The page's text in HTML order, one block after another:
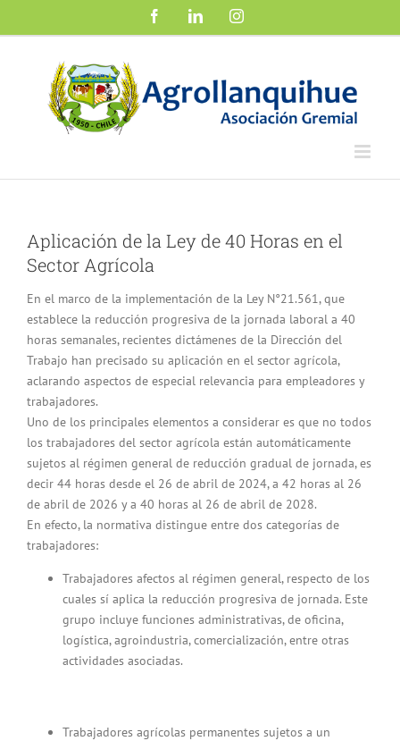
FacebookLinkedInInstagram
Aplicación de la Ley de 40 Horas en el
Sector Agrícola
En el marco de la implementación de la Ley N°21.561, que
establece la reducción progresiva de la jornada laboral a 40
horas semanales, recientes dictámenes de la Dirección del
Trabajo han precisado su aplicación en el sector agrícola,
aclarando aspectos de especial relevancia para empleadores y
trabajadores.
Uno de los principales elementos a considerar es que no todos
los trabajadores del sector agrícola están automáticamente
sujetos al régimen general de reducción gradual de jornada, es
decir 44 horas desde el 26 de abril de 2024, a 42 horas al 26
de abril de 2026 y a 40 horas al 26 de abril de 2028.
En efecto, la normativa distingue entre dos categorías de
trabajadores:
Trabajadores afectos al régimen general, respecto de los
cuales sí aplica la reducción progresiva de jornada. Este
grupo incluye funciones administrativas, de oficina,
logística, agroindustria, comercialización, entre otras
actividades asociadas.
Trabajadores agrícolas permanentes sujetos a un